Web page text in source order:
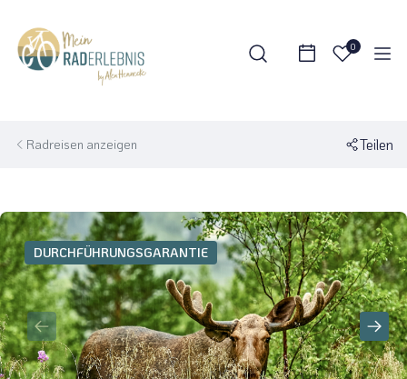
0
Radreisen anzeigen Teilen
DURCHFÜHRUNGSGARANTIE